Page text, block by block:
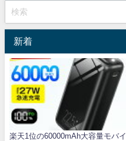
新着
楽天1位の60000mAh大容量モバイ